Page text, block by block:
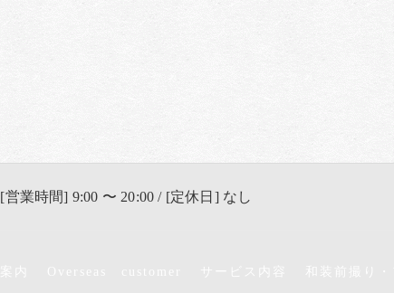
[営業時間] 9:00 〜 20:00 / [定休日] なし